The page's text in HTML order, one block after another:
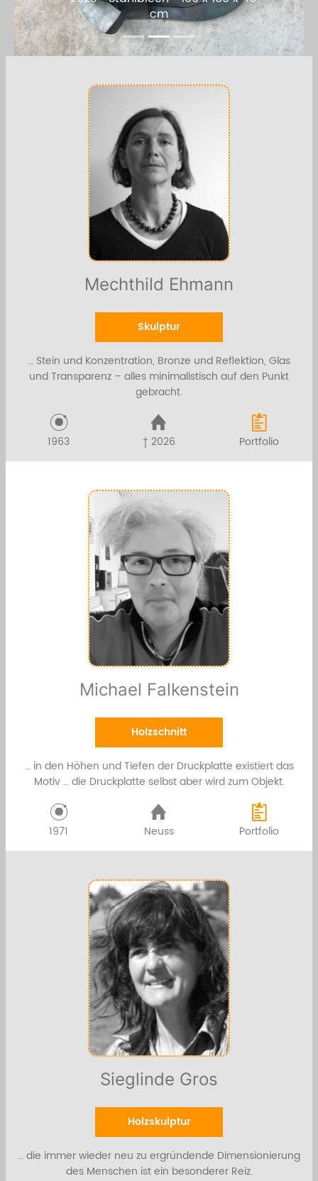
130 cm
Mechthild Ehmann
Skulptur
… Stein und Konzentration, Bronze und Reflektion, Glas
und Transparenz – alles minimalistisch auf den Punkt
gebracht.
1963 † 2026 Portfolio
Michael Falkenstein
Holzschnitt
… in den Höhen und Tiefen der Druckplatte existiert das
Motiv … die Druckplatte selbst aber wird zum Objekt.
1971 Neuss Portfolio
Sieglinde Gros
Holzskulptur
… die immer wieder neu zu ergründende Dimensionierung
des Menschen ist ein besonderer Reiz.